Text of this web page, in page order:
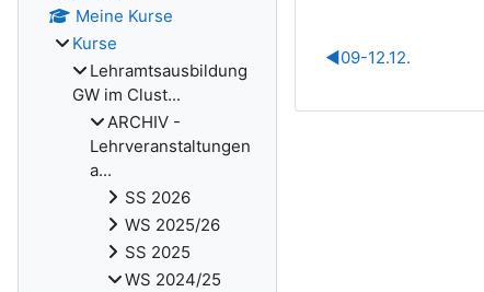
◀︎09-12.12.
Meine Kurse
Kurse
Lehramtsausbildung
GW im Clust...
ARCHIV -
Lehrveranstaltungen
a...
SS 2026
WS 2025/26
SS 2025
WS 2024/25